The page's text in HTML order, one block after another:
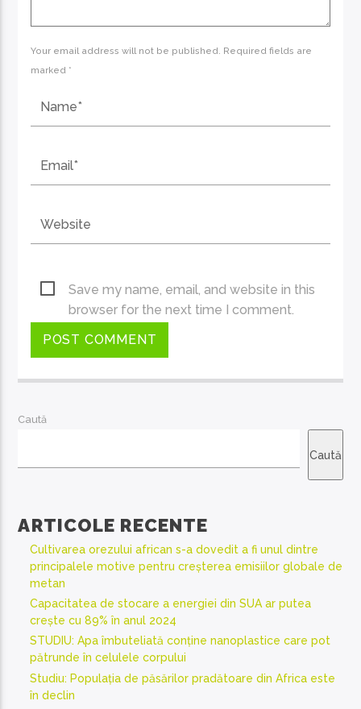
Your email address will not be published. Required fields are
marked *
Save my name, email, and website in this
browser for the next time I comment.
Caută
Caută
ARTICOLE RECENTE
Cultivarea orezului african s-a dovedit a fi unul dintre
principalele motive pentru creșterea emisiilor globale de
metan
Capacitatea de stocare a energiei din SUA ar putea
crește cu 89% în anul 2024
STUDIU: Apa îmbuteliată conține nanoplastice care pot
pătrunde în celulele corpului
Studiu: Populația de păsărilor pradătoare din Africa este
în declin